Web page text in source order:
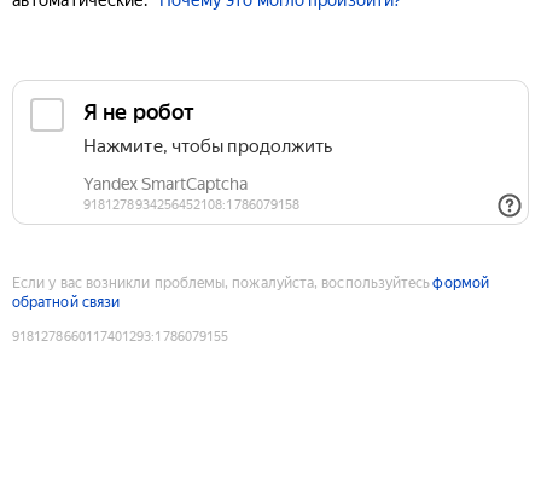
Если у вас возникли проблемы, пожалуйста, воспользуйтесьформой
обратной связи
9181278660117401293:1786079155